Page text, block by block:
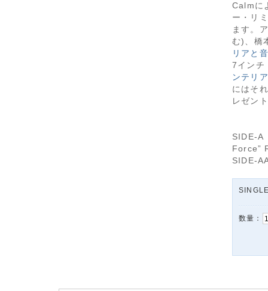
Calmに
ー・リ
ます。
む)、橋
リアと
7インチ
ンテリ
にはそ
レゼン
SIDE-
Force”
SIDE-
数量：